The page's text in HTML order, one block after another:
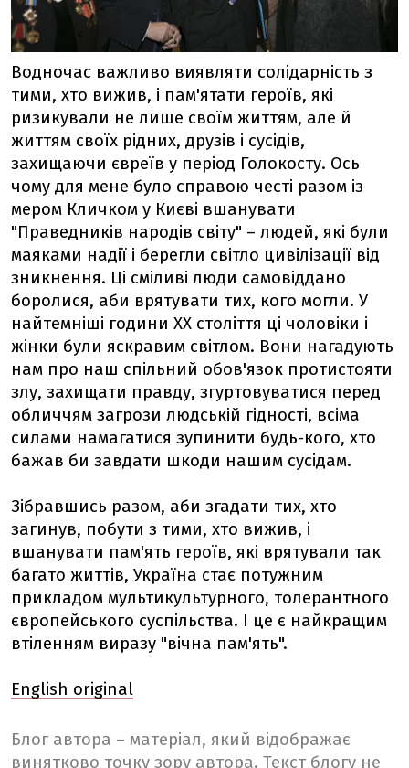
Водночас важливо виявляти солідарність з
тими, хто вижив, і пам'ятати героїв, які
ризикували не лише своїм життям, але й
життям своїх рідних, друзів і сусідів,
захищаючи євреїв у період Голокосту. Ось
чому для мене було справою честі разом із
мером Кличком у Києві вшанувати
"Праведників народів світу" – людей, які були
маяками надії і берегли світло цивілізації від
зникнення. Ці сміливі люди самовіддано
боролися, аби врятувати тих, кого могли. У
найтемніші години ХХ століття ці чоловіки і
жінки були яскравим світлом. Вони нагадують
нам про наш спільний обов'язок протистояти
злу, захищати правду, згуртовуватися перед
обличчям загрози людській гідності, всіма
силами намагатися зупинити будь-кого, хто
бажав би завдати шкоди нашим сусідам.
Зібравшись разом, аби згадати тих, хто
загинув, побути з тими, хто вижив, і
вшанувати пам'ять героїв, які врятували так
багато життів, Україна стає потужним
прикладом мультикультурного, толерантного
європейського суспільства. І це є найкращим
втіленням виразу "вічна пам'ять".
English original
Блог автора – матеріал, який відображає
винятково точку зору автора. Текст блогу не